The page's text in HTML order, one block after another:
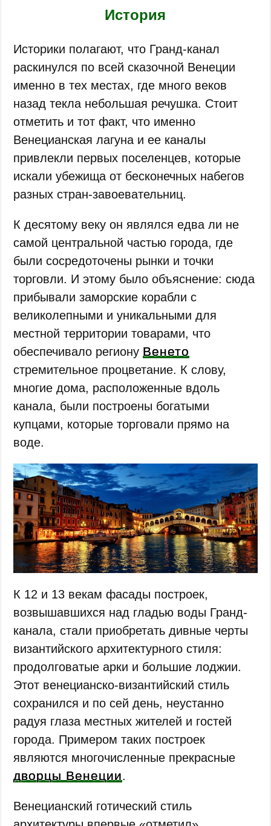
История
Историки полагают, что Гранд-канал
раскинулся по всей сказочной Венеции
именно в тех местах, где много веков
назад текла небольшая речушка. Стоит
отметить и тот факт, что именно
Венецианская лагуна и ее каналы
привлекли первых поселенцев, которые
искали убежища от бесконечных набегов
разных стран-завоевательниц.
К десятому веку он являлся едва ли не
самой центральной частью города, где
были сосредоточены рынки и точки
торговли. И этому было объяснение: сюда
прибывали заморские корабли с
великолепными и уникальными для
местной территории товарами, что
обеспечивало региону Венето
стремительное процветание. К слову,
многие дома, расположенные вдоль
канала, были построены богатыми
купцами, которые торговали прямо на
воде.
К 12 и 13 векам фасады построек,
возвышавшихся над гладью воды Гранд-
канала, стали приобретать дивные черты
византийского архитектурного стиля:
продолговатые арки и большие лоджии.
Этот венецианско-византийский стиль
сохранился и по сей день, неустанно
радуя глаза местных жителей и гостей
города. Примером таких построек
являются многочисленные прекрасные
дворцы Венеции.
Венецианский готический стиль